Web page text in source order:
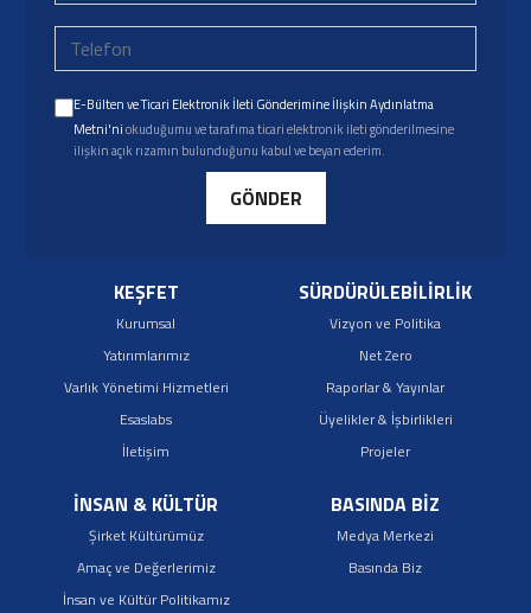
E-Bülten ve Ticari Elektronik İleti Gönderimine İlişkin Aydınlatma
Metni'niokuduğumu ve tarafıma ticari elektronik ileti gönderilmesine
ilişkin açık rızamın bulunduğunu kabul ve beyan ederim.
GÖNDER
KEŞFET
Kurumsal
Yatırımlarımız
Varlık Yönetimi Hizmetleri
Esaslabs
İletişim
SÜRDÜRÜLEBİLİRLİK
Vizyon ve Politika
Net Zero
Raporlar & Yayınlar
Üyelikler & İşbirlikleri
Projeler
İNSAN & KÜLTÜR
Şirket Kültürümüz
Amaç ve Değerlerimiz
İnsan ve Kültür Politikamız
BASINDA BİZ
Medya Merkezi
Basında Biz